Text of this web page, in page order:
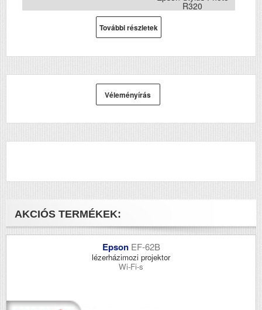
R320
Epson Stylus Photo
Epson Stylus Photo
RX600
RX620
További részletek
Véleményírás
AKCIÓS TERMÉKEK:
Epson EF-62B
lézerházimozi projektor
Wi-Fi-s